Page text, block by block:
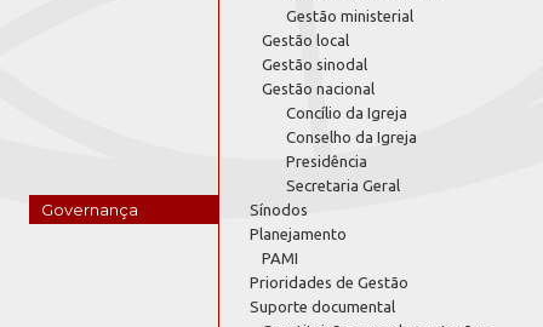
Governança
Gestão ministerial
Gestão local
Gestão sinodal
Gestão nacional
Concílio da Igreja
Conselho da Igreja
Presidência
Secretaria Geral
Sínodos
Planejamento
PAMI
Prioridades de Gestão
Suporte documental